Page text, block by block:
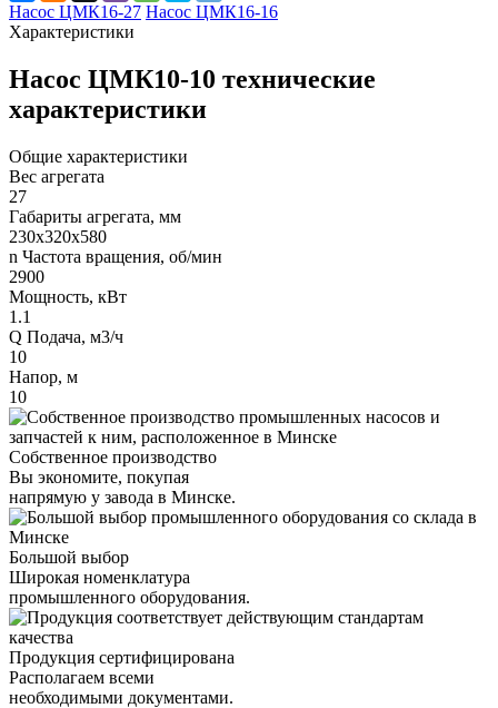
Насос ЦМК16-27 Насос ЦМК16-16
Характеристики
Насос ЦМК10-10 технические
характеристики
Общие характеристики
Вес агрегата
27
Габариты агрегата, мм
230х320х580
n Частота вращения, об/мин
2900
Мощность, кВт
1.1
Q Подача, м3/ч
10
Напор, м
10
Собственное производство
Вы экономите, покупая
напрямую у завода в Минске.
Большой выбор
Широкая номенклатура
промышленного оборудования.
Продукция сертифицирована
Располагаем всеми
необходимыми документами.